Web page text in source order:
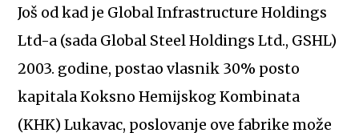
Još od kad je Global Infrastructure Holdings
Ltd-a (sada Global Steel Holdings Ltd., GSHL)
2003. godine, postao vlasnik 30% posto
kapitala Koksno Hemijskog Kombinata
(KHK) Lukavac, poslovanje ove fabrike može